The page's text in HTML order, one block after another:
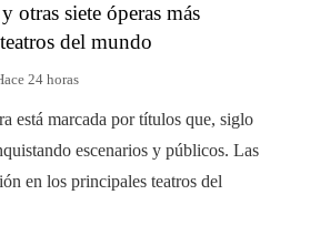
otras siete óperas más
del mundo
24 horas
está marcada por títulos que, siglo
escenarios y públicos. Las
en los principales teatros del